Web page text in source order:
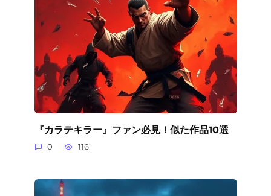
『カラテキラー』ファン必見！似た作品10選
0 116